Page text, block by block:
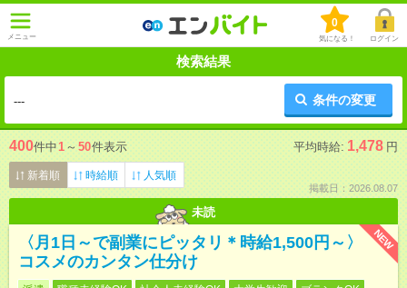
メニュー
0
気になる！ ログイン
検索結果
--- 条件の変更
400件中1 ～ 50件表示 平均時給: 1,478 円
新着順 時給順 人気順
掲載日：2026.08.07
未読
NEW
〈月1日～で副業にピッタリ＊時給1,500円～〉
コスメのカンタン仕分け